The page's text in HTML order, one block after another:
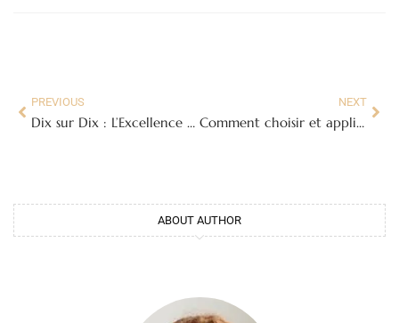
PREVIOUS
Dix sur Dix : L’Excellence à Portée de Main
NEXT
Comment choisir et appliquer la peinture pour marbre : Guide complet
ABOUT AUTHOR